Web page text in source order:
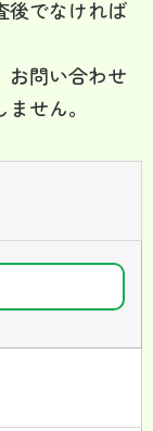
後でなければ
問い合わせ
せん。